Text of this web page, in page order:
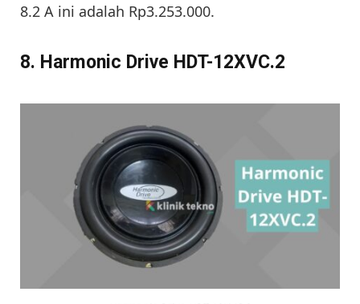
8.2 A ini adalah Rp3.253.000.
8. Harmonic Drive HDT-12XVC.2